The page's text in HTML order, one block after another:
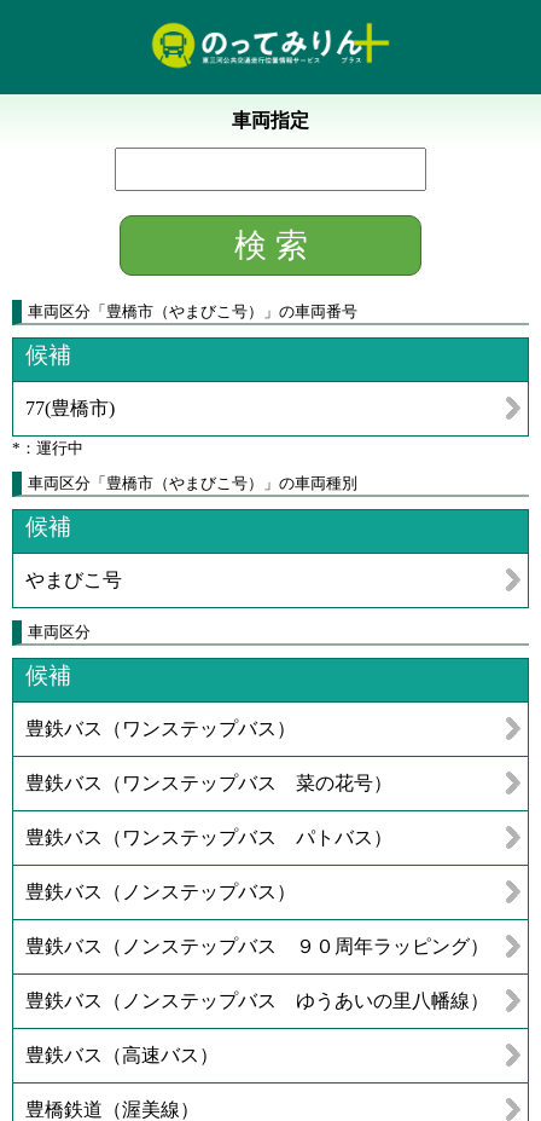
車両指定
車両区分 「 豊橋市（やまびこ号） 」 の車両番号
候補
77(豊橋市)
*：運行中
車両区分「豊橋市（やまびこ号）」の車両種別
候補
やまびこ号
車両区分
候補
豊鉄バス（ワンステップバス）
豊鉄バス（ワンステップバス 菜の花号）
豊鉄バス（ワンステップバス パトバス）
豊鉄バス（ノンステップバス）
豊鉄バス（ノンステップバス ９０周年ラッピング）
豊鉄バス（ノンステップバス ゆうあいの里八幡線）
豊鉄バス（高速バス）
豊橋鉄道（渥美線）